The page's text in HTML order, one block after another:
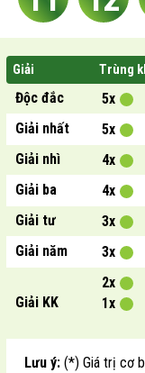
Giải Trùng
Độc đắc 5x
Giải nhất
5x
Giải nhì
4x
Giải ba
4x
Giải tư
3x
Giải năm
3x
Giải KK
2x
1x
Lưu ý:(*) Giá trị cơ